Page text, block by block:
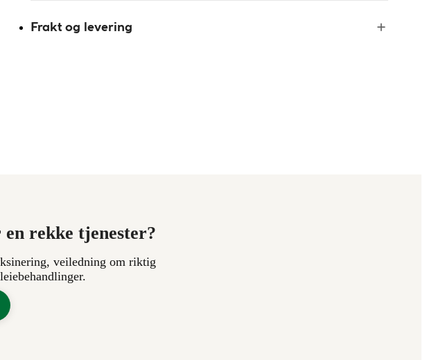
Frakt og levering
rekke tjenester?
veiledning om riktig